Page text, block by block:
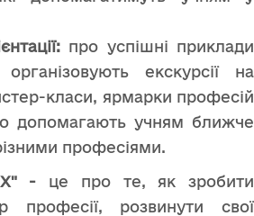
про успішні приклади
екскурсії на
класи, ярмарки професій
допомагають учням ближче
професіями.
- це про те, як зробити
професії, розвинути свої